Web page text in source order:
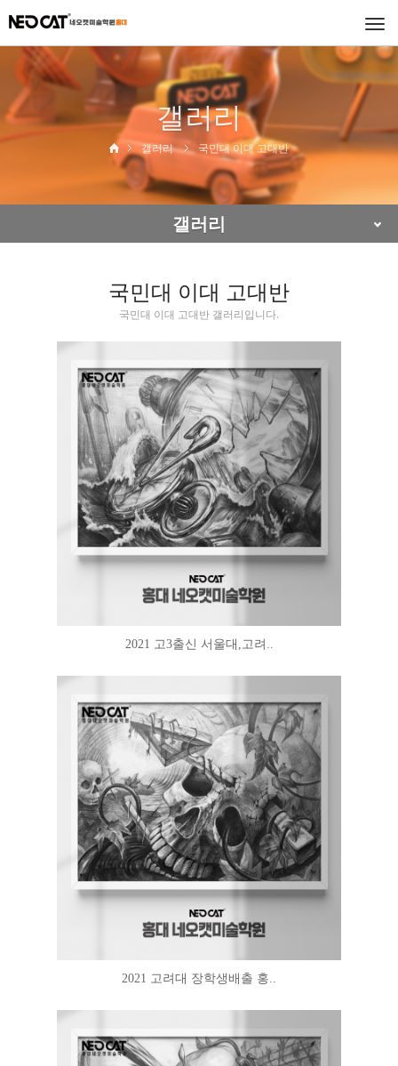
갤러리
갤러리 국민대 이대 고대반
갤러리
국민대 이대 고대반
국민대 이대 고대반 갤러리입니다.
2021 고3출신 서울대,고려..
2021 고려대 장학생배출 홍..